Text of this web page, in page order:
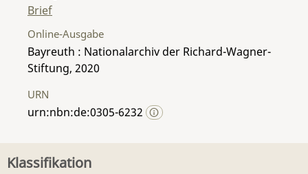
Brief
Online-Ausgabe
Bayreuth : Nationalarchiv der Richard-Wagner-
Stiftung, 2020
URN
urn:nbn:de:0305-6232
Klassifikation